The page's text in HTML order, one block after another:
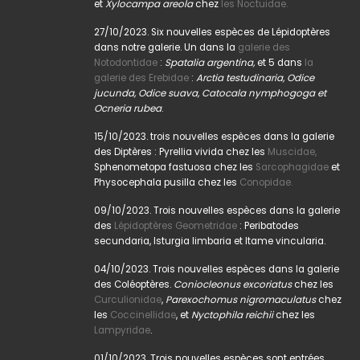
etXylocampa areolachez les Noctuidae.
27/10/2023. Six nouvelles espèces de Lépidoptères
dans notre galerie. Un dans la galerie des
Notodontidae : Spatalia argentina,et 5 dans la
galerie des Erebidae : Arctia testudinaria, Odice
jucunda, Odice suava, Catocala nymphogoga et
Ocneria rubea.
15/10/2023. trois nouvelles espèces dans la galerie
des Diptères : Pyrellia vivida chez les Muscidae,
Sphenometopa fastuosa chez les Sarcophagidaeet
Physocephala pusilla chez les Conopidae.
09/10/2023. Trois nouvelles espèces dans la galerie
des Lépidoptères Geometridae : Peribatodes
secundaria, Isturgia limbaria et Itame vincularia.
04/10/2023. Trois nouvelles espèces dans la galerie
des Coléoptères. Coniocleonus excoriatuschez les
Curculionidae, Parexochomus nigromaculatuschez
les Coccinellidae, et Nyctophila reichiichez les
Lampyridae.